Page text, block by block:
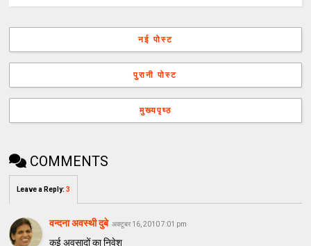
नई पोस्ट
पुरानी पोस्ट
मुख्यपृष्ठ
COMMENTS
Leave a Reply:3
वन्दना अवस्थी दुबे अक्टूबर 16, 2010 7:01 pm
कई अवसादों का निवेश